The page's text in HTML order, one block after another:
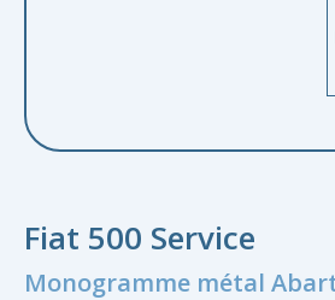
Fiat 500 Service
Monogramme métal